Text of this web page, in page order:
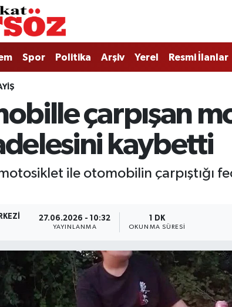
Spor Politika Arşiv Yerel Resmi İlanlar
çarpışan
kaybetti
ile otomobilin çarpıştığı
27.06.2026 - 10:32
YAYINLANMA
1 DK
OKUNMA SÜRESI